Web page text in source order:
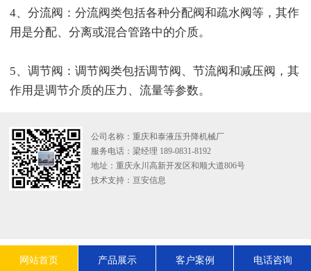
4、分流阀：分流阀类包括各种分配阀和疏水阀等，其作
用是分配、分离或混合管路中的介质。
5、调节阀：调节阀类包括调节阀、节流阀和减压阀，其
作用是调节介质的压力、流量等参数。
公司名称：重庆和泰液压升降机械厂
服务电话：梁经理 189-0831-8192
地址：重庆永川高新开发区和顺大道806号
技术支持： 亘安信息
网站首页 产品展示 客户案例 电话咨询